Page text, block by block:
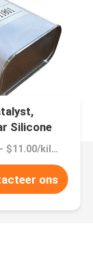
Silicone
Prijs：$9.00 - $11.00/kilograms
ons